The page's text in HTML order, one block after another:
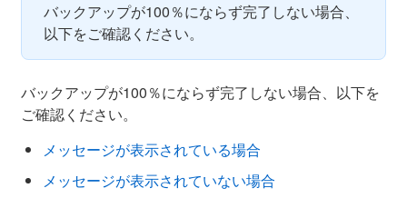
バックアップが100％にならず完了しない場合、
以下をご確認ください。
バックアップが100％にならず完了しない場合、以下を
ご確認ください。
メッセージが表示されている場合
メッセージが表示されていない場合